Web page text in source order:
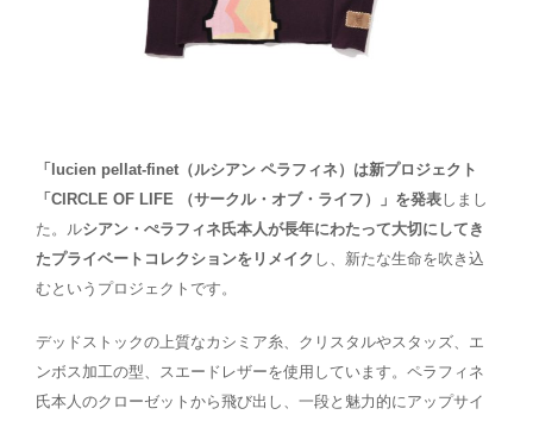
「lucien pellat-finet（ルシアン ペラフィネ）は新プロジェクト
「CIRCLE OF LIFE （サークル・オブ・ライフ）」を発表 しまし
た。ルシアン・ぺラフィネ氏本人が長年にわたって大切にしてき
たプライベートコレクションをリメイク し、新たな生命を吹き込
むというプロジェクトです。
デッドストックの上質なカシミア糸、クリスタルやスタッズ、エ
ンボス加工の型、スエードレザーを使用しています。ペラフィネ
氏本人のクローゼットから飛び出し、一段と魅力的にアップサイ